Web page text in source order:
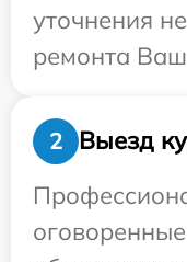
уточнения
ремонта
2
Выезд